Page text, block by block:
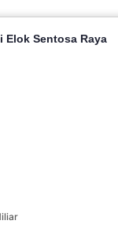
Elok Sentosa Raya